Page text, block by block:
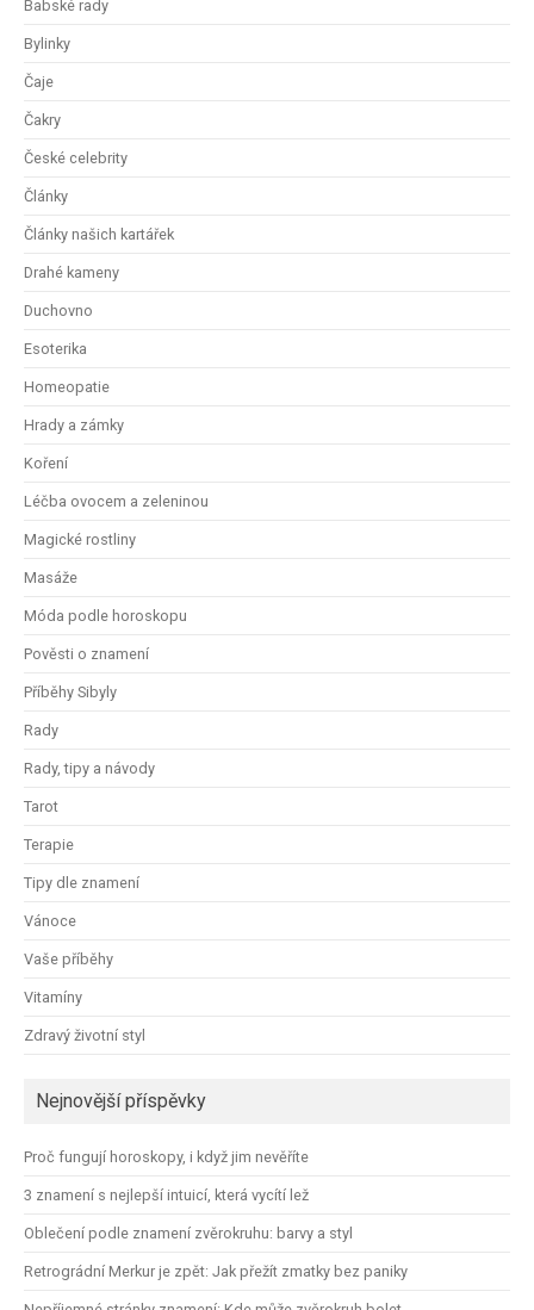
Babské rady
Bylinky
Čaje
Čakry
České celebrity
Články
Články našich kartářek
Drahé kameny
Duchovno
Esoterika
Homeopatie
Hrady a zámky
Koření
Léčba ovocem a zeleninou
Magické rostliny
Masáže
Móda podle horoskopu
Pověsti o znamení
Příběhy Sibyly
Rady
Rady, tipy a návody
Tarot
Terapie
Tipy dle znamení
Vánoce
Vaše příběhy
Vitamíny
Zdravý životní styl
Nejnovější příspěvky
Proč fungují horoskopy, i když jim nevěříte
3 znamení s nejlepší intuicí, která vycítí lež
Oblečení podle znamení zvěrokruhu: barvy a styl
Retrográdní Merkur je zpět: Jak přežít zmatky bez paniky